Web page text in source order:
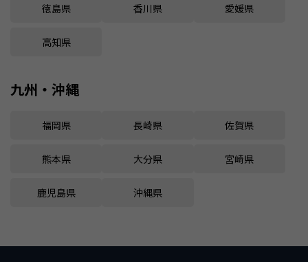
徳島県 香川県 愛媛県
高知県
九州・沖縄
福岡県 長崎県 佐賀県
熊本県 大分県 宮崎県
鹿児島県 沖縄県